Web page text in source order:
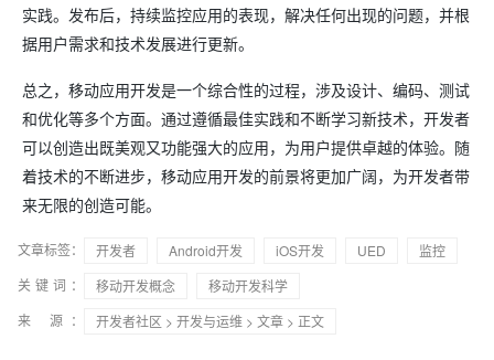
实践。发布后，持续监控应用的表现，解决任何出现的问题，并根
据用户需求和技术发展进行更新。
总之，移动应用开发是一个综合性的过程，涉及设计、编码、测试
和优化等多个方面。通过遵循最佳实践和不断学习新技术，开发者
可以创造出既美观又功能强大的应用，为用户提供卓越的体验。随
着技术的不断进步，移动应用开发的前景将更加广阔，为开发者带
来无限的创造可能。
文章标签： 开发者 Android开发 iOS开发 UED
监控
关键词：
移动开发概念
移动开发科学
来 源：
开发者社区 > 开发与运维 > 文章 > 正文